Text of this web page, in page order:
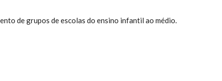
de grupos de escolas do ensino infantil ao médio.